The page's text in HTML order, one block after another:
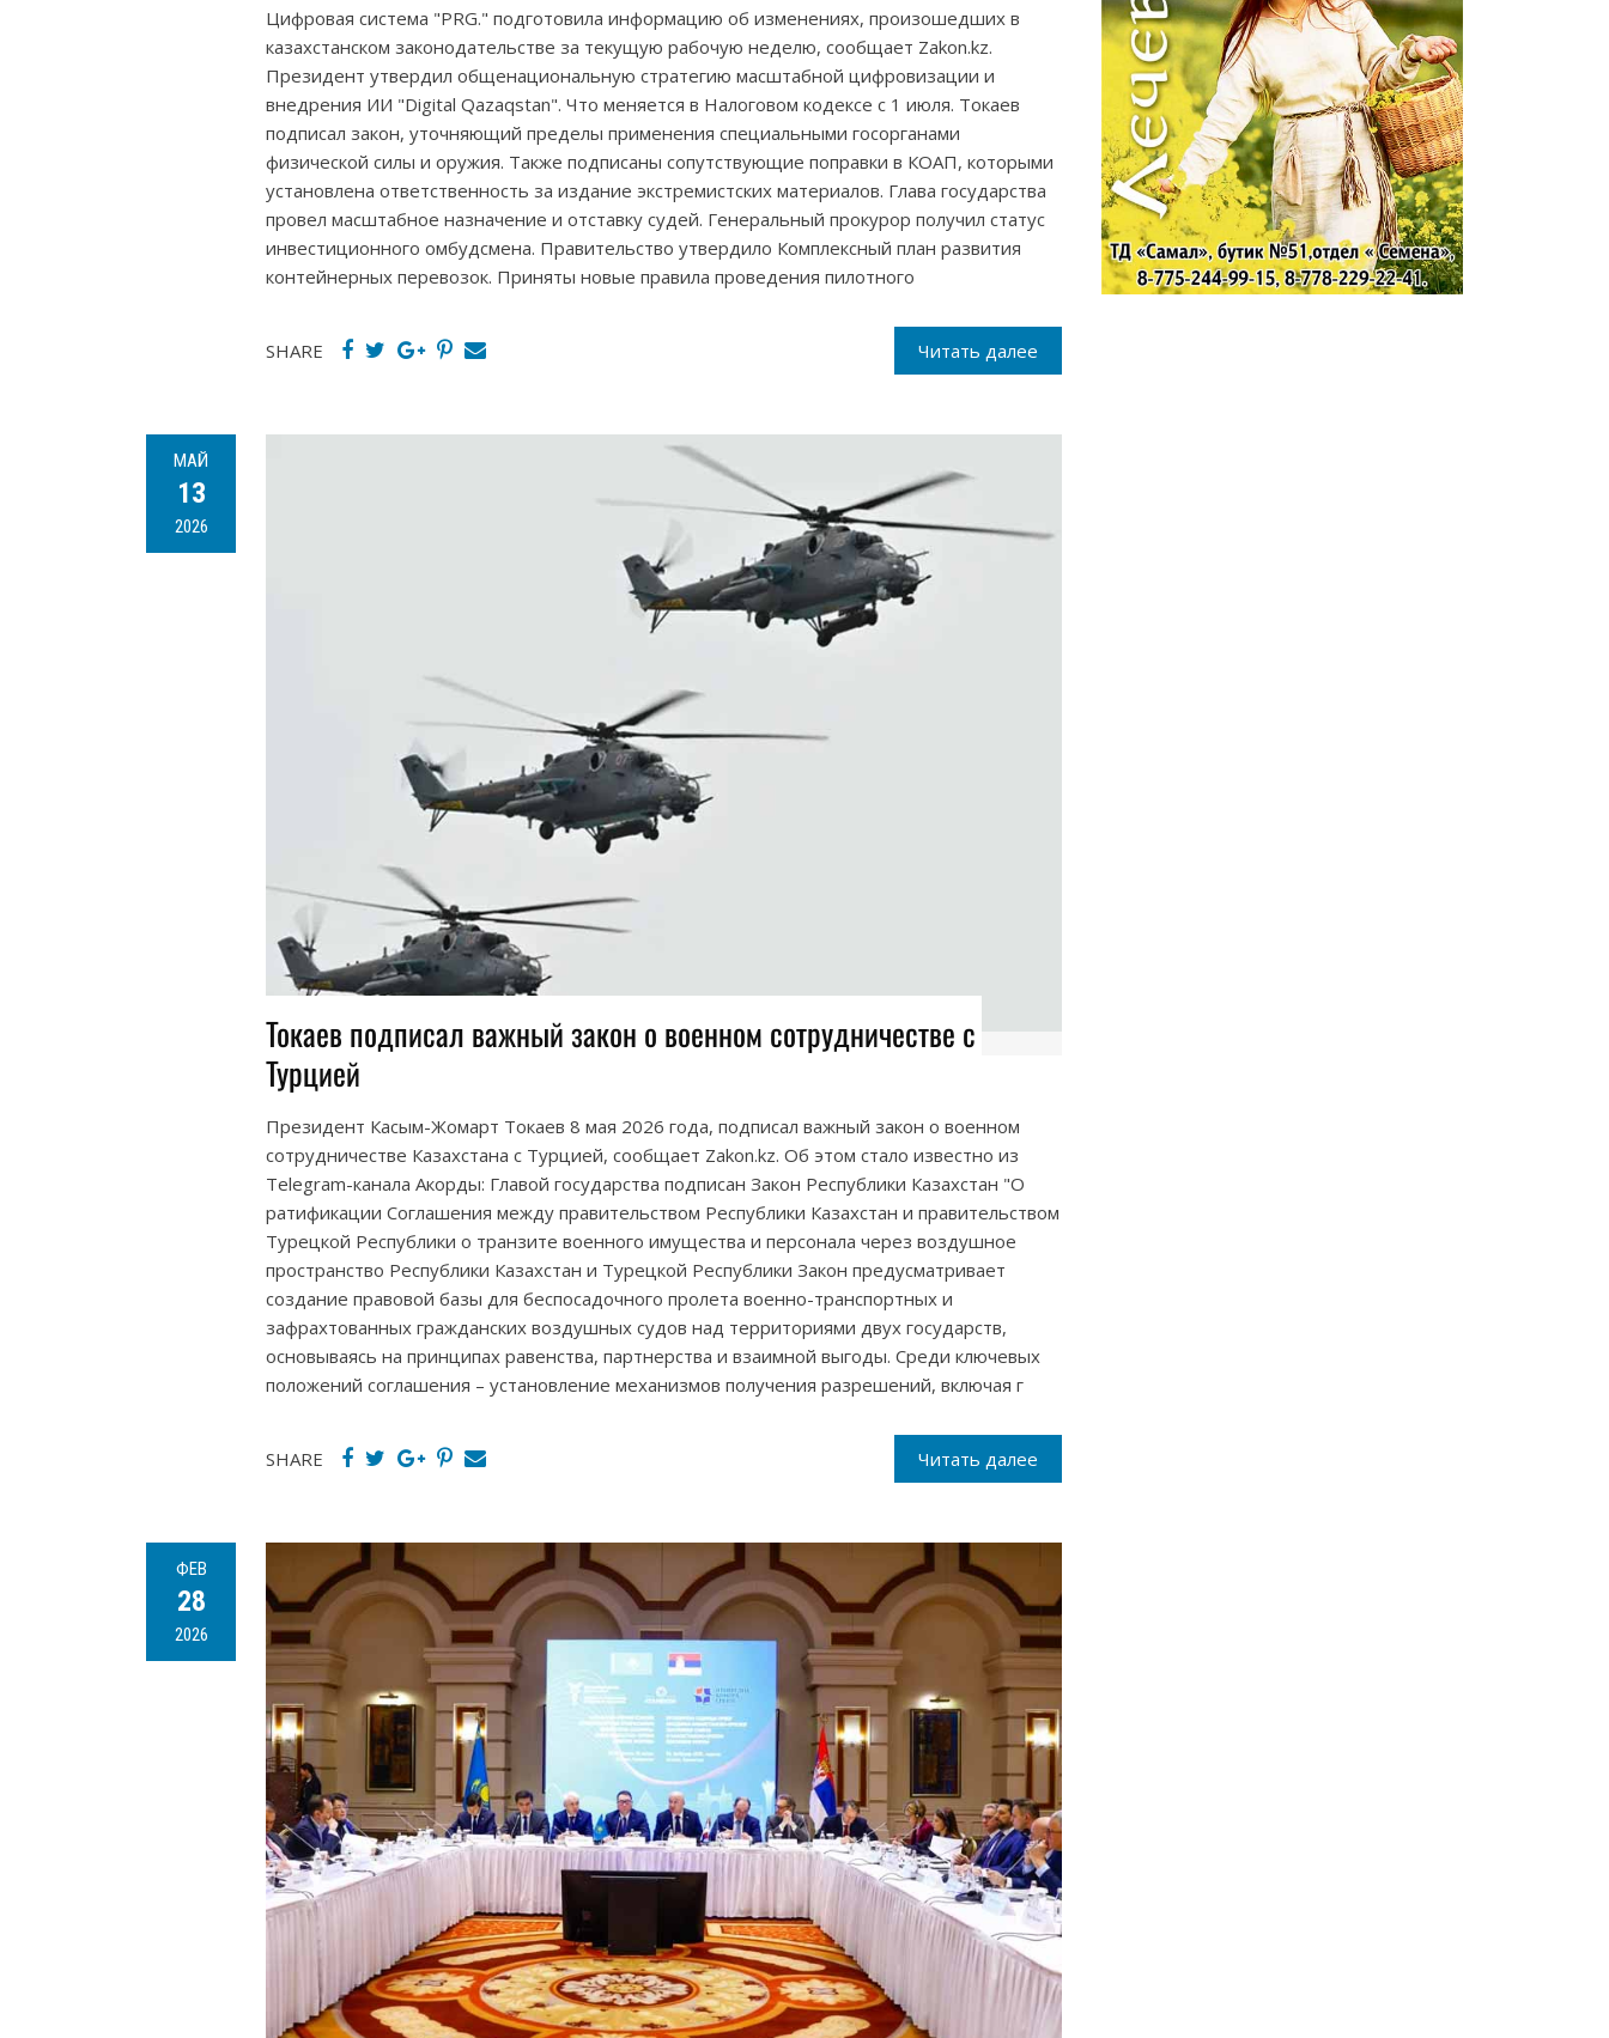
Цифровая система "PRG." подготовила информацию об изменениях, произошедших в
казахстанском законодательстве за текущую рабочую неделю, сообщает Zakon.kz.
Президент утвердил общенациональную стратегию масштабной цифровизации и
внедрения ИИ "Digital Qazaqstan". Что меняется в Налоговом кодексе с 1 июля. Токаев
подписал закон, уточняющий пределы применения специальными госорганами
физической силы и оружия. Также подписаны сопутствующие поправки в КОАП, которыми
установлена ответственность за издание экстремистских материалов. Глава государства
провел масштабное назначение и отставку судей. Генеральный прокурор получил статус
инвестиционного омбудсмена. Правительство утвердило Комплексный план развития
контейнерных перевозок. Приняты новые правила проведения пилотного
Читать далее
SHARE
МАЙ
13
2026
Токаев подписал важный закон о военном сотрудничестве с
Турцией
Президент Касым-Жомарт Токаев 8 мая 2026 года, подписал важный закон о военном
сотрудничестве Казахстана с Турцией, сообщает Zakon.kz. Об этом стало известно из
Telegram-канала Акорды: Главой государства подписан Закон Республики Казахстан "О
ратификации Соглашения между правительством Республики Казахстан и правительством
Турецкой Республики о транзите военного имущества и персонала через воздушное
пространство Республики Казахстан и Турецкой Республики Закон предусматривает
создание правовой базы для беспосадочного пролета военно-транспортных и
зафрахтованных гражданских воздушных судов над территориями двух государств,
основываясь на принципах равенства, партнерства и взаимной выгоды. Среди ключевых
положений соглашения – установление механизмов получения разрешений, включая г
Читать далее
SHARE
ФЕВ
28
2026